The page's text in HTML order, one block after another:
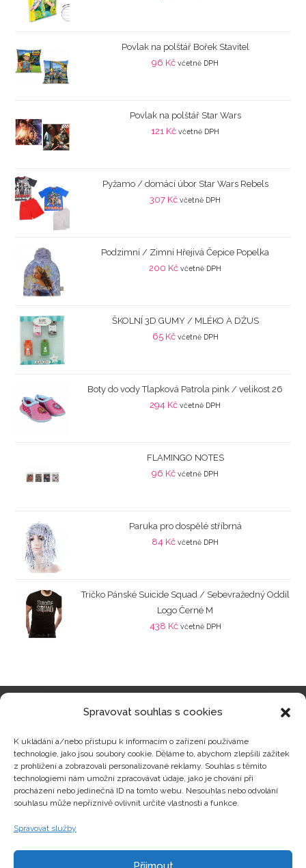
Spravovat souhlas s cookies
K ukládání a/nebo přístupu k informacím o zařízení používáme
technologie, jako jsou soubory cookie. Děláme to, abychom zlepšili zážitek
z prohlížení a zobrazovali personalizované reklamy. Souhlas s těmito
technologiemi nám umožní zpracovávat údaje, jako je chování při
procházení nebo jedinečná ID na tomto webu. Nesouhlas nebo odvolání
souhlasu může nepříznivě ovlivnit určité vlastnosti a funkce.
Spravovat služby
Povlak na polštář Bořek Stavitel
96 Kč včetně DPH
Povlak na polštář Star Wars
121 Kč včetně DPH
Pyžamo / domácí úbor Star Wars Rebels
307 Kč včetně DPH
Podzimní / Zimní Hřejivá Čepice Popelka
200 Kč včetně DPH
ŠKOLNÍ 3D GUMY / MLÉKO A DŽUS
65 Kč včetně DPH
Boty do vody Tlapková Patrola pink / velikost 26
294 Kč včetně DPH
FLAMINGO NOTES
96 Kč včetně DPH
Paruka pro dospělé stříbrná
84 Kč včetně DPH
Tričko Pánské Suicide Squad / Sebevražedný Oddíl
Logo Černé M
438 Kč včetně DPH
Zajímavosti
Kontakty